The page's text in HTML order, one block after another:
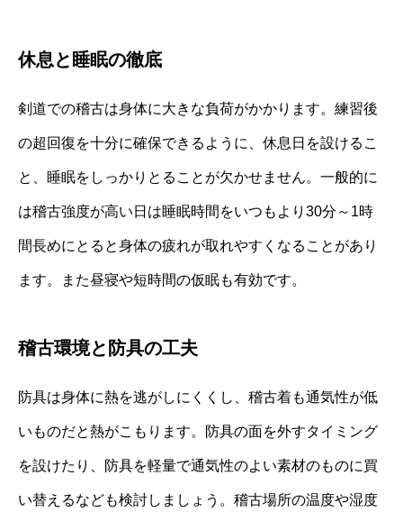
休息と睡眠の徹底
剣道での稽古は身体に大きな負荷がかかります。練習後
の超回復を十分に確保できるように、休息日を設けるこ
と、睡眠をしっかりとることが欠かせません。一般的に
は稽古強度が高い日は睡眠時間をいつもより30分～1時
間長めにとると身体の疲れが取れやすくなることがあり
ます。また昼寝や短時間の仮眠も有効です。
稽古環境と防具の工夫
防具は身体に熱を逃がしにくくし、稽古着も通気性が低
いものだと熱がこもります。防具の面を外すタイミング
を設けたり、防具を軽量で通気性のよい素材のものに買
い替えるなども検討しましょう。稽古場所の温度や湿度